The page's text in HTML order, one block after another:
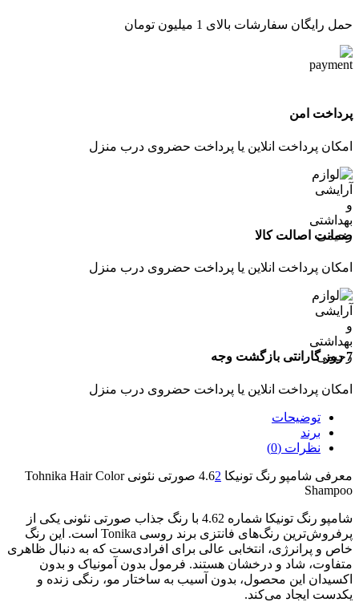
حمل رایگان سفارشات بالای 1 میلیون تومان
پرداخت امن
امکان پرداخت انلاین یا پرداخت حضروی درب منزل
ضمانت اصالت کالا
امکان پرداخت انلاین یا پرداخت حضروی درب منزل
7 روز گارانتی بازگشت وجه
امکان پرداخت انلاین یا پرداخت حضروی درب منزل
توضیحات
برند
نظرات (0)
معرفی شامپو رنگ تونیکا 4.6 2
صورتی نئونی Tohnika Hair Color
Shampoo
شامپو رنگ تونیکا شماره 4.62 با رنگ جذاب صورتی نئونی یکی از
پرفروش‌ترین رنگ‌های فانتزی برند روسی Tonika است. این رنگ
خاص و پرانرژی، انتخابی عالی برای افرادی‌ست که به دنبال ظاهری
متفاوت، شاد و درخشان هستند. فرمول بدون آمونیاک و بدون
اکسیدان این محصول، بدون آسیب به ساختار مو، رنگی زنده و
یکدست ایجاد می‌کند.